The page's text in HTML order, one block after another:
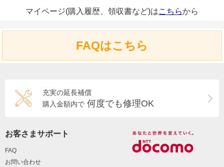
マイページ(購入履歴、領収書など)はこちらから
FAQはこちら
充実の延長補償
購入金額内で 何度でも修理OK
お客さまサポート
FAQ
お問い合わせ